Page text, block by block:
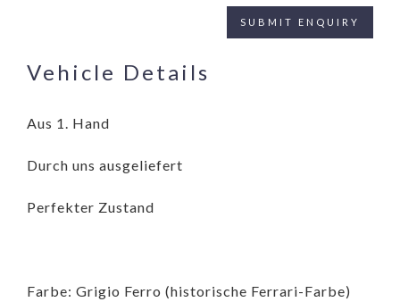
Vehicle Details
Aus 1. Hand
Durch uns ausgeliefert
Perfekter Zustand
Farbe: Grigio Ferro (historische Ferrari-Farbe)